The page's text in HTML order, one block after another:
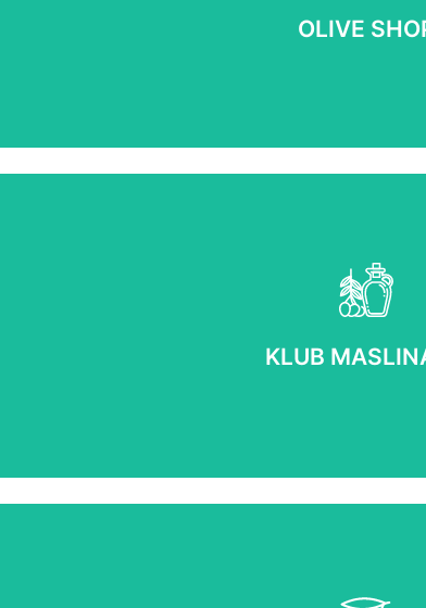
OLIVEOPŠIRNIJE
KLUB
KLUB
OPŠIRNIJE